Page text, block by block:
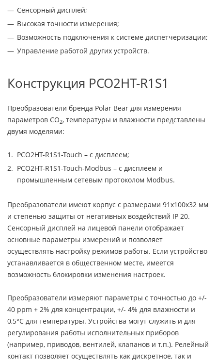
Сенсорный дисплей;
Высокая точности измерения;
Возможность подключения к системе диспетчеризации;
Управление работой других устройств.
Конструкция PCO2HT-R1S1
Преобразователи бренда Polar Bear для измерения
параметров CO2, температуры и влажности представлены
двумя моделями:
PCO2HT-R1S1-Touch – с дисплеем;
PCO2HT-R1S1-Touch-Modbus – с дисплеем и
промышленным сетевым протоколом Modbus.
Преобразователи имеют корпус с размерами 91x100x32 мм
и степенью защиты от негативных воздействий IP 20.
Сенсорный дисплей на лицевой панели отображает
основные параметры измерений и позволяет
осуществлять настройку режимов работы. Если устройство
устанавливается в общественном месте, имеется
возможность блокировки изменения настроек.
Преобразователи измеряют параметры с точностью до +/-
40 ppm + 2% для концентрации, +/- 4% для влажности и
0,5°C для температуры. Устройства могут служить и для
регулирования работы исполнительных приборов
(например, приводов, вентилей, клапанов и т.п.). Релейный
контакт позволяет осуществлять как дискретное, так и